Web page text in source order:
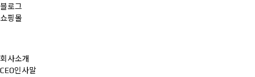
블로그
쇼핑몰
회사소개
CEO인사말